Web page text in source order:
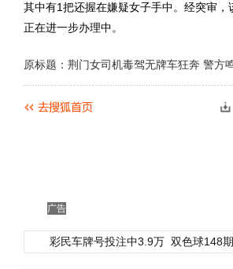
其中有1把还握在嫌疑女子手中。经突审
正在进一步办理中。
原标题：荆门女司机毒驾无牌车狂奔 警方
广告
彩民车牌号投注中3.9万 双色球148